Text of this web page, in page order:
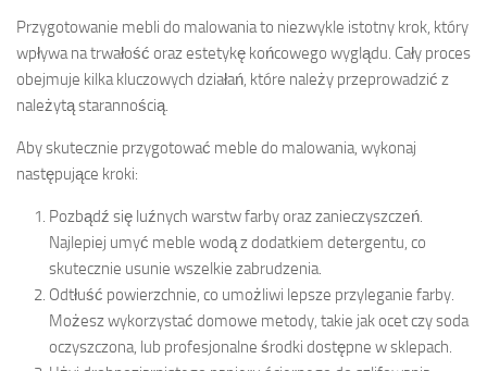
Przygotowanie mebli do malowania to niezwykle istotny krok, który
wpływa na trwałość oraz estetykę końcowego wyglądu. Cały proces
obejmuje kilka kluczowych działań, które należy przeprowadzić z
należytą starannością.
Aby skutecznie przygotować meble do malowania, wykonaj
następujące kroki:
Pozbądź się luźnych warstw farby oraz zanieczyszczeń.
Najlepiej umyć meble wodą z dodatkiem detergentu, co
skutecznie usunie wszelkie zabrudzenia.
Odtłuść powierzchnie, co umożliwi lepsze przyleganie farby.
Możesz wykorzystać domowe metody, takie jak ocet czy soda
oczyszczona, lub profesjonalne środki dostępne w sklepach.